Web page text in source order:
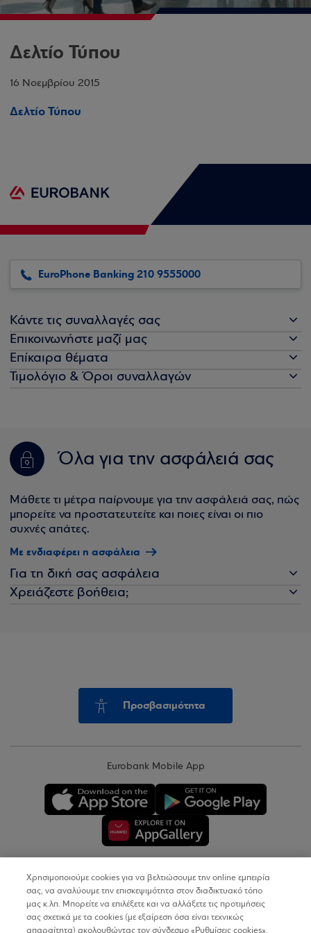
Δελτίο Τύπου
16 Νοεμβρίου 2015
Δελτίο Τύπου
EuroPhone Banking 210 9555000
Κάντε τις συναλλαγές σας
Επικοινωνήστε μαζί μας
Επίκαιρα θέματα
Τιμολόγιο & Όροι συναλλαγών
Όλα για την ασφάλειά σας
Μάθετε τι μέτρα παίρνουμε για την ασφάλειά σας, πώς
μπορείτε να προστατευτείτε και ποιες είναι οι πιο
συχνές απάτες.
Με ενδιαφέρει η ασφάλεια
Για τη δική σας ασφάλεια
Χρειάζεστε βοήθεια;
Προσβασιμότητα
Eurobank Mobile App
Copyright © 2026
Όροι Χρήσης
Χρησιμοποιούμε cookies για να βελτιώσουμε την online εμπειρία
σας, να αναλύουμε την επισκεψιμότητα στον διαδικτυακό τόπο
μας κ.λπ. Μπορείτε να επιλέξετε και να αλλάξετε τις προτιμήσεις
σας σχετικά με τα cookies (με εξαίρεση όσα είναι τεχνικώς
απαραίτητα) ακολουθώντας τον σύνδεσμο «Ρυθμίσεις cookies».